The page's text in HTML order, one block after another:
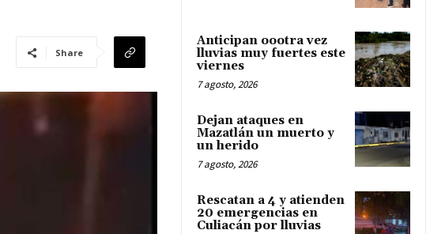
Share
Anticipan oootra vez
lluvias muy fuertes este
viernes
7 agosto, 2026
Dejan ataques en
Mazatlán un muerto y
un herido
7 agosto, 2026
Rescatan a 4 y atienden
20 emergencias en
Culiacán por lluvias